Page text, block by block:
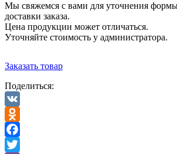
Мы свяжемся с вами для уточнения
доставки заказа.
Цена продукции может отличаться.
Уточняйте стоимость у администратора.
Заказать товар
Поделиться:
VK
Odnoklassniki
Facebook